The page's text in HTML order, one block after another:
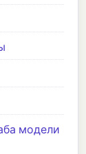
модели